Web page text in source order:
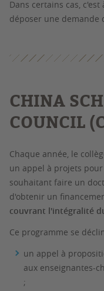
Dans certains cas, c'est
déposer une demande
CHINA
COUNCIL
Chaque année, le
un appel à projets
souhaitant faire un
d'obtenir un
couvrant l'intégralité
Ce programme se
un appel à
aux enseignantes-
;